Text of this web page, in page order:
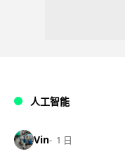
人工智能
Vin 1 日